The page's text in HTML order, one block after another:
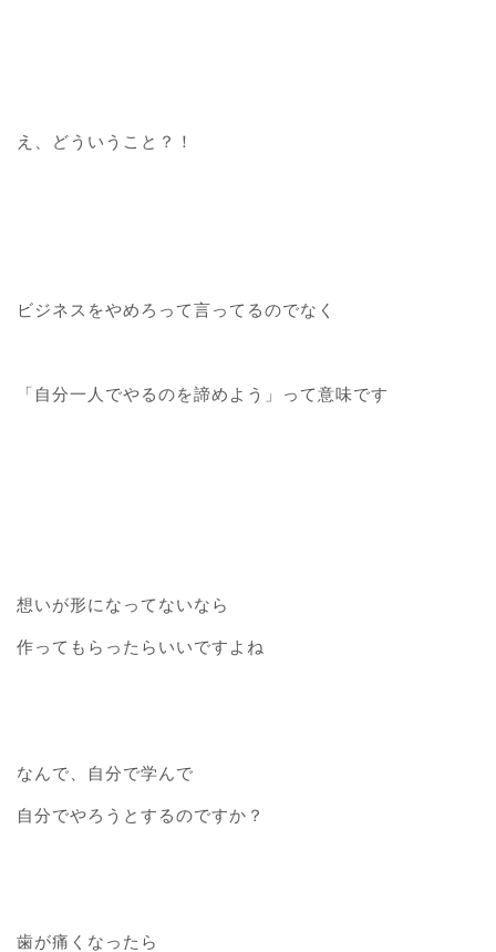
え、どういうこと？！
ビジネスをやめろって言ってるのでなく
「自分一人でやるのを諦めよう」って意味です
想いが形になってないなら
作ってもらったらいいですよね
なんで、自分で学んで
自分でやろうとするのですか？
歯が痛くなったら